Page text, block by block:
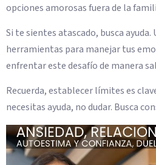
opciones amorosas fuera de la
Si te sientes atascado, busca
herramientas para manejar tus
enfrentar este desafío de manera
Recuerda, establecer límites es
necesitas ayuda, no dudar. Busca